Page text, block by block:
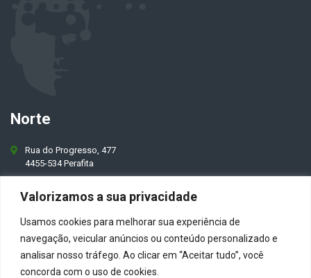
Valorizamos a sua privacidade
Usamos cookies para melhorar sua experiência de
navegação, veicular anúncios ou conteúdo personalizado e
analisar nosso tráfego. Ao clicar em “Aceitar tudo”, você
concorda com o uso de cookies.
Norte
Rua do Progresso, 477
4455-534 Perafita
Centro